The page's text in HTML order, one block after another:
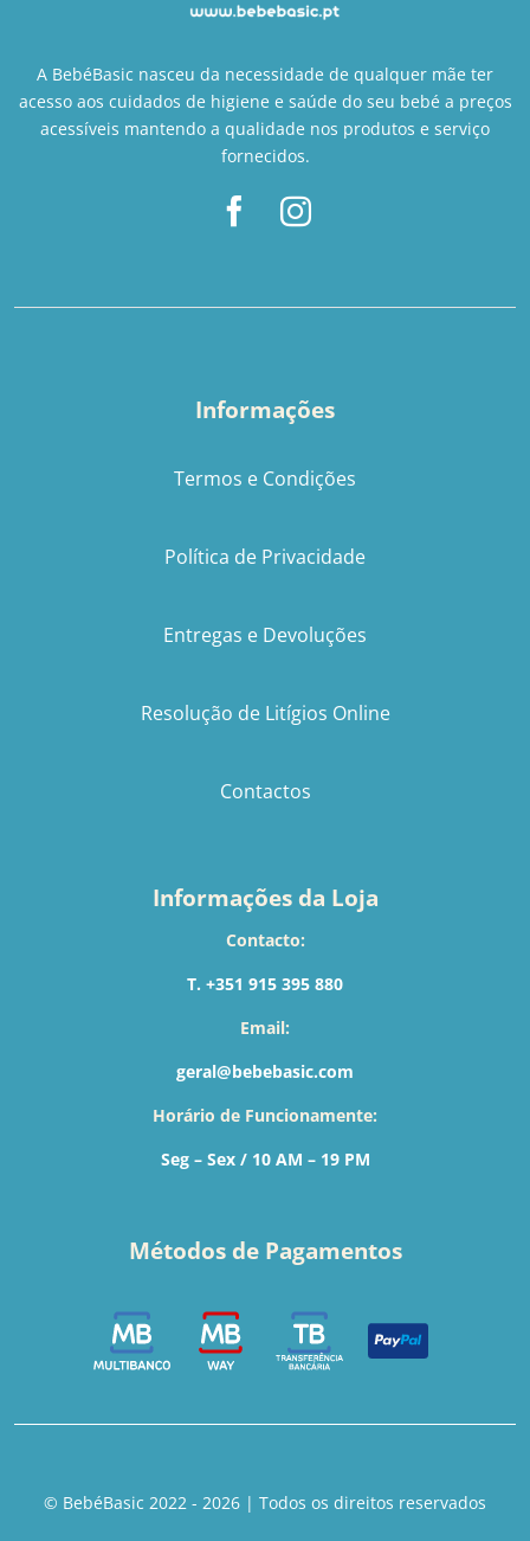
A BebéBasic nasceu da necessidade de qualquer mãe ter
acesso aos cuidados de higiene e saúde do seu bebé a preços
acessíveis mantendo a qualidade nos produtos e serviço
fornecidos.
Informações
Termos e Condições
Política de Privacidade
Entregas e Devoluções
Resolução de Litígios Online
Contactos
Informações da Loja
Contacto:
T. +351 915 395 880
Email:
geral@bebebasic.com
Horário de Funcionamente:
Seg – Sex / 10 AM – 19 PM
Métodos de Pagamentos
© BebéBasic 2022 - 2026 | Todos os direitos reservados